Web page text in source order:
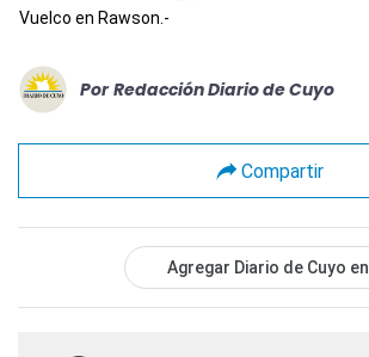
Vuelco en Rawson.-
Por Redacción Diario de Cuyo
Compartir
Agregar Diario de Cuyo en